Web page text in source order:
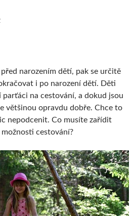
narozením dětí, pak se určitě
i po narození dětí. Děti
na cestování, a dokud jsou
většinou opravdu dobře. Chce to
nepodcenit. Co musíte zařídit
cestování?